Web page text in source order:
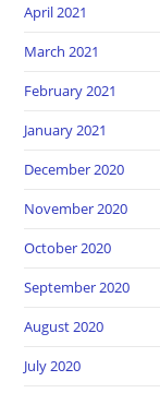
April 2021
March 2021
February 2021
January 2021
December 2020
November 2020
October 2020
September 2020
August 2020
July 2020